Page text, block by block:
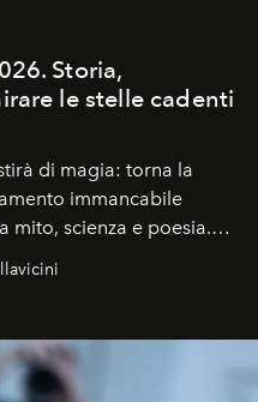
Storia,
le stelle cadenti
di magia: torna la
immancabile
mito, scienza e poesia.
si alzano verso la volta
delle